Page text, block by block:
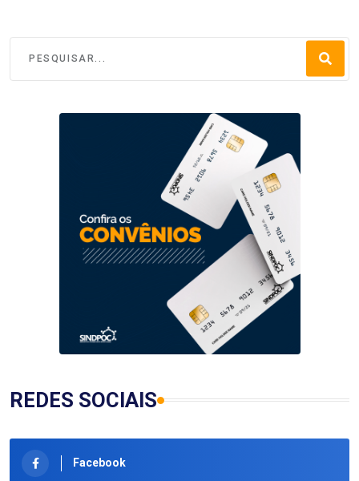
REDES SOCIAIS
Facebook